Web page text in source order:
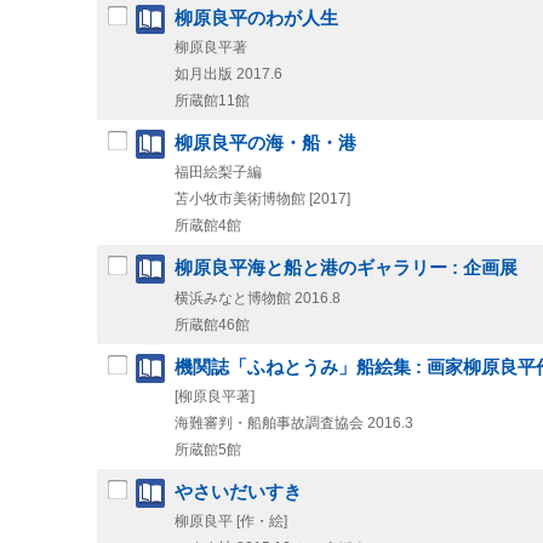
柳原良平のわが人生
柳原良平著
如月出版 2017.6
所蔵館11館
柳原良平の海・船・港
福田絵梨子編
苫小牧市美術博物館 [2017]
所蔵館4館
柳原良平海と船と港のギャラリー : 企画展
横浜みなと博物館 2016.8
所蔵館46館
機関誌「ふねとうみ」船絵集 : 画家柳原良平
[柳原良平著]
海難審判・船舶事故調査協会 2016.3
所蔵館5館
やさいだいすき
柳原良平 [作・絵]